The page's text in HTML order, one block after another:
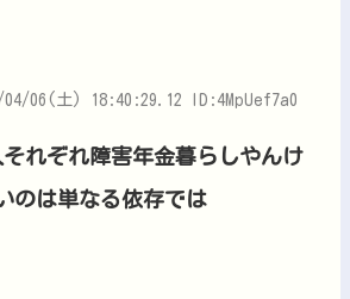
04/06(土) 18:40:29.12 ID:4MpUef7a0
れぞれ障害年金暮らしやんけ
のは単なる依存では